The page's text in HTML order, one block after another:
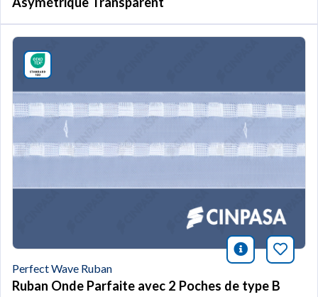
icono
Perfect Wave Ruban
Ruban Onde Parfaite avec 2 Poches de type B